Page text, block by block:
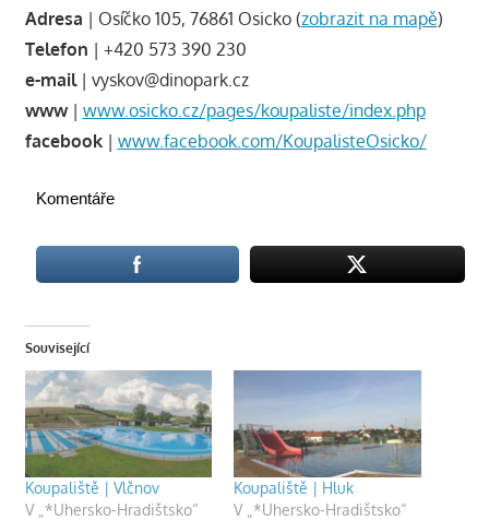
Adresa | Osíčko 105, 76861 Osicko (zobrazit na mapě)
Telefon | +420 573 390 230
e-mail| vyskov@dinopark.cz
www| www.osicko.cz/pages/koupaliste/index.php
facebook| www.facebook.com/KoupalisteOsicko/
Komentáře
Související
Koupaliště | Vlčnov
V „*Uhersko-Hradištsko“
Koupaliště | Hluk
V „*Uhersko-Hradištsko“